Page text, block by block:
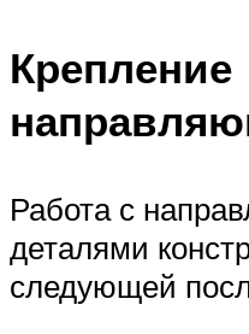
Крепление
Работа с
деталями
следующей